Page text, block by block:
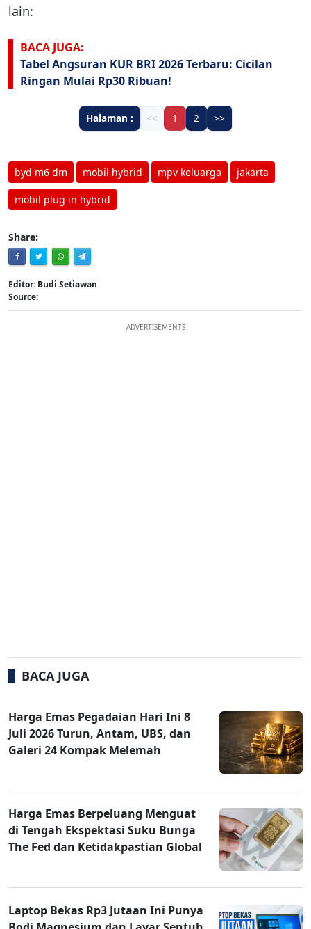
lain:
BACA JUGA:
Tabel Angsuran KUR BRI 2026 Terbaru: Cicilan
Ringan Mulai Rp30 Ribuan!
Halaman : << 1 2 >>
byd m6 dm mobil hybrid mpv keluarga jakarta
mobil plug in hybrid
Share:
Editor: Budi Setiawan
Source:
ADVERTISEMENTS
BACA JUGA
Harga Emas Pegadaian Hari Ini 8
Juli 2026 Turun, Antam, UBS, dan
Galeri 24 Kompak Melemah
Harga Emas Berpeluang Menguat
di Tengah Ekspektasi Suku Bunga
The Fed dan Ketidakpastian Global
Laptop Bekas Rp3 Jutaan Ini Punya